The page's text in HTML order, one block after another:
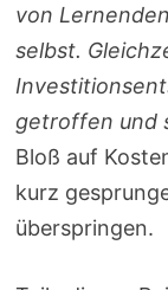
von
selbst.
getroffen und
Bloß auf
kurz
überspringen.